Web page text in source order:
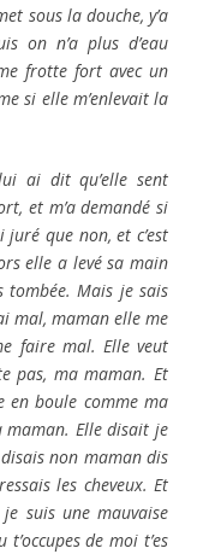
sous la douche, y’a
on n’a plus d’eau
frotte fort avec un
si elle m’enlevait la
ai dit qu’elle sent
et m’a demandé si
juré que non, et c’est
elle a levé sa main
tombée. Mais je sais
mal, maman elle me
faire mal. Elle veut
pas, ma maman. Et
en boule comme ma
maman. Elle disait je
non maman dis
les cheveux. Et
suis une mauvaise
de moi t’es